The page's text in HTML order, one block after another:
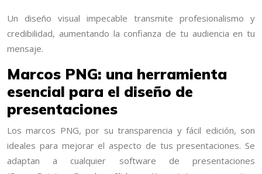
Un diseño visual impecable transmite profesionalismo y
credibilidad, aumentando la confianza de tu audiencia en tu
mensaje.
Marcos PNG: una herramienta
esencial para el diseño de
presentaciones
Los marcos PNG, por su transparencia y fácil edición, son
ideales para mejorar el aspecto de tus presentaciones. Se
adaptan a cualquier software de presentaciones